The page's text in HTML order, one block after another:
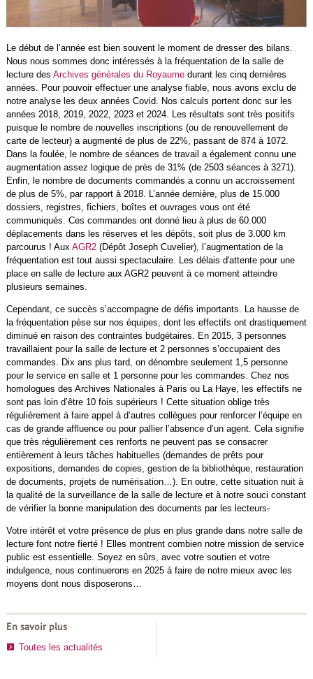
Le début de l’année est bien souvent le moment de dresser des bilans.
Nous nous sommes donc intéressés à la fréquentation de la salle de
lecture des Archives générales du Royaumedurant les cinq dernières
années. Pour pouvoir effectuer une analyse fiable, nous avons exclu de
notre analyse les deux années Covid. Nos calculs portent donc sur les
années 2018, 2019, 2022, 2023 et 2024. Les résultats sont très positifs
puisque le nombre de nouvelles inscriptions (ou de renouvellement de
carte de lecteur) a augmenté de plus de 22%, passant de 874 à 1072.
Dans la foulée, le nombre de séances de travail a également connu une
augmentation assez logique de près de 31% (de 2503 séances à 3271).
Enfin, le nombre de documents commandés a connu un accroissement
de plus de 5%, par rapport à 2018. L’année dernière, plus de 15.000
dossiers, registres, fichiers, boîtes et ouvrages vous ont été
communiqués. Ces commandes ont donné lieu à plus de 60.000
déplacements dans les réserves et les dépôts, soit plus de 3.000 km
parcourus ! Aux AGR2(Dépôt Joseph Cuvelier), l’augmentation de la
fréquentation est tout aussi spectaculaire. Les délais d'attente pour une
place en salle de lecture aux AGR2 peuvent à ce moment atteindre
plusieurs semaines.
Cependant, ce succès s’accompagne de défis importants. La hausse de
la fréquentation pèse sur nos équipes, dont les effectifs ont drastiquement
diminué en raison des contraintes budgétaires. En 2015, 3 personnes
travaillaient pour la salle de lecture et 2 personnes s’occupaient des
commandes. Dix ans plus tard, on dénombre seulement 1,5 personne
pour le service en salle et 1 personne pour les commandes. Chez nos
homologues des Archives Nationales à Paris ou La Haye, les effectifs ne
sont pas loin d’être 10 fois supérieurs ! Cette situation oblige très
régulièrement à faire appel à d’autres collègues pour renforcer l’équipe en
cas de grande affluence ou pour pallier l’absence d’un agent. Cela signifie
que très régulièrement ces renforts ne peuvent pas se consacrer
entièrement à leurs tâches habituelles (demandes de prêts pour
expositions, demandes de copies, gestion de la bibliothèque, restauration
de documents, projets de numérisation…). En outre, cette situation nuit à
la qualité de la surveillance de la salle de lecture et à notre souci constant
de vérifier la bonne manipulation des documents par les lecteurs.
Votre intérêt et votre présence de plus en plus grande dans notre salle de
lecture font notre fierté ! Elles montrent combien notre mission de service
public est essentielle. Soyez en sûrs, avec votre soutien et votre
indulgence, nous continuerons en 2025 à faire de notre mieux avec les
moyens dont nous disposerons…
En savoir plus
Toutes les actualités